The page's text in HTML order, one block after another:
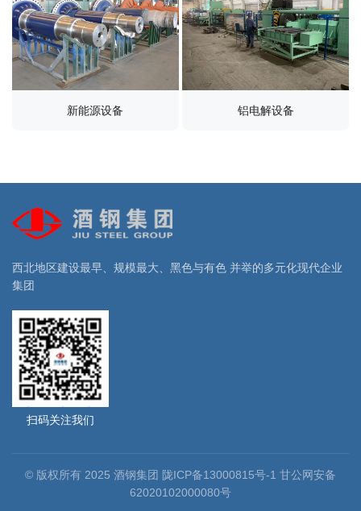
新能源设备 铝电解设备
西北地区建设最早、规模最大、黑色与有色 并举的多元化现代企业
集团
扫码关注我们
© 版权所有 2025 酒钢集团 陇ICP备13000815号-1 甘公网安备
62020102000080号